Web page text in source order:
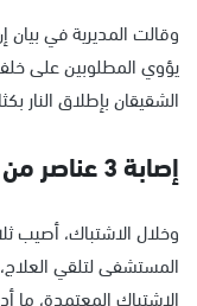
وقالت المديرية في بيان
يؤوي المطلوبين على
الشقيقان بإطلاق النار
إصابة 3 عناصر من الأمن العام
وخلال الاشتباك، أصيب
المستشفى لتلقي
الاشتباك المعتمدة،